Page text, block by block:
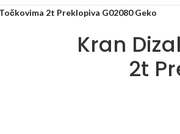
2t Preklopiva G02080 Geko
Kran
2t